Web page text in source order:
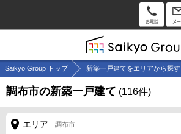
Saikyo Group トップ 新築一戸建てをエリアから探す
調布市の新築一戸建て (116件)
エリア 調布市